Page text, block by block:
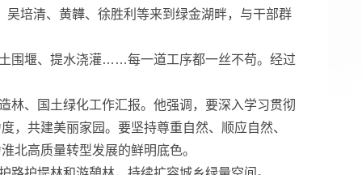
培清、黄韡、徐胜利等来到绿金湖畔，与干部群
围堰、提水浇灌……每一道工序都一丝不苟。经过
林、国土绿化工作汇报。他强调，要深入学习贯彻
，共建美丽家园。要坚持尊重自然、顺应自然、
北高质量转型发展的鲜明底色。